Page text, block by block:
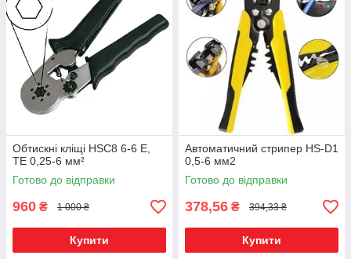
Обтискні кліщі HSC8 6-6 Е,
ТЕ 0,25-6 мм²
Готово до відправки
960 ₴ 1 000 ₴
Купити
Автоматичний стрипер HS-D1
0,5-6 мм2
Готово до відправки
378,56 ₴ 394,33 ₴
Купити